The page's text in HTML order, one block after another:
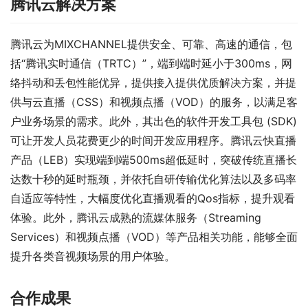
腾讯云解决方案
腾讯云为MIXCHANNEL提供安全、可靠、高速的通信，包
括“腾讯实时通信（TRTC）”，端到端时延小于300ms，网
络抖动和丢包性能优异，提供接入提供优质解决方案，并提
供与云直播（CSS）和视频点播（VOD）的服务，以满足客
户业务场景的需求。此外，其出色的软件开发工具包 (SDK)
可让开发人员花费更少的时间开发应用程序。腾讯云快直播
产品（LEB）实现端到端500ms超低延时，突破传统直播长
达数十秒的延时瓶颈，并依托自研传输优化算法以及多码率
自适应等特性，大幅度优化直播观看的Qos指标，提升观看
体验。此外，腾讯云成熟的流媒体服务（Streaming
Services）和视频点播（VOD）等产品相关功能，能够全面
提升各类音视频场景的用户体验。
合作成果